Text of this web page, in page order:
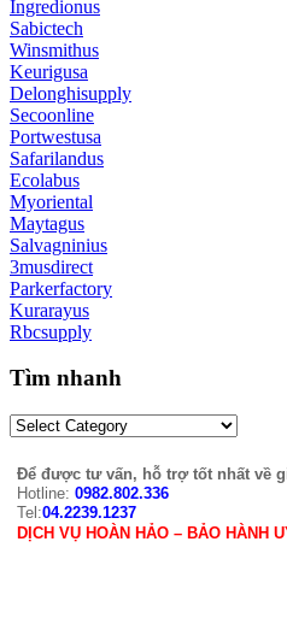
Ingredionus
Sabictech
Winsmithus
Keurigusa
Delonghisupply
Secoonline
Portwestusa
Safarilandus
Ecolabus
Myoriental
Maytagus
Salvagninius
3musdirect
Parkerfactory
Kurarayus
Rbcsupply
Tìm nhanh
Để được tư vấn, hỗ trợ tốt nhất về
Hotline: 0982.802.336
Tel:04.2239.1237
DỊCH VỤ HOÀN HẢO – BẢO HÀNH